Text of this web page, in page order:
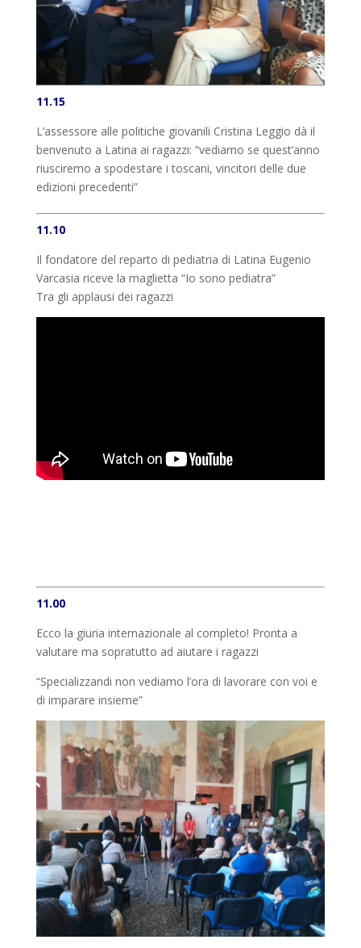
11.15
L’assessore alle politiche giovanili Cristina Leggio dà il
benvenuto a Latina ai ragazzi: “vediamo se quest’anno
riusciremo a spodestare i toscani, vincitori delle due
edizioni precedenti”
11.10
Il fondatore del reparto di pediatria di Latina Eugenio
Varcasia riceve la maglietta “Io sono pediatra”
Tra gli applausi dei ragazzi
11.00
Ecco la giuria internazionale al completo! Pronta a
valutare ma sopratutto ad aiutare i ragazzi
“Specializzandi non vediamo l’ora di lavorare con voi e
di imparare insieme”